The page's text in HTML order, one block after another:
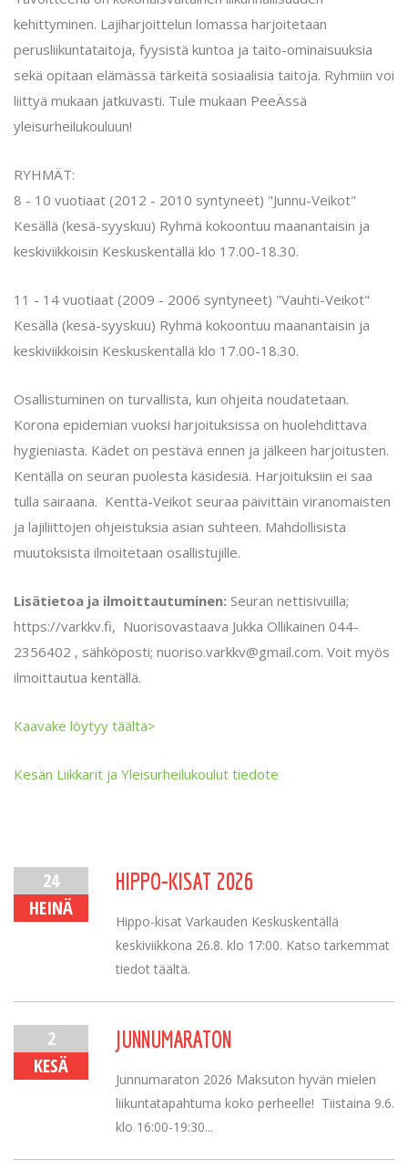
kehittyminen. Lajiharjoittelun lomassa harjoitetaan
perusliikuntataitoja, fyysistä kuntoa ja taito-ominaisuuksia
sekä opitaan elämässä tärkeitä sosiaalisia taitoja. Ryhmiin voi
liittyä mukaan jatkuvasti. Tule mukaan PeeÄssä
yleisurheilukouluun!
RYHMÄT:
8 - 10 vuotiaat (2012 - 2010 syntyneet) "Junnu-Veikot"
Kesällä (kesä-syyskuu) Ryhmä kokoontuu maanantaisin ja
keskiviikkoisin Keskuskentällä klo 17.00-18.30.
11 - 14 vuotiaat (2009 - 2006 syntyneet) "Vauhti-Veikot"
Kesällä (kesä-syyskuu) Ryhmä kokoontuu maanantaisin ja
keskiviikkoisin Keskuskentällä klo 17.00-18.30.
Osallistuminen on turvallista, kun ohjeita noudatetaan.
Korona epidemian vuoksi harjoituksissa on huolehdittava
hygieniasta. Kädet on pestävä ennen ja jälkeen harjoitusten.
Kentällä on seuran puolesta käsidesiä. Harjoituksiin ei saa
tulla sairaana. Kenttä-Veikot seuraa päivittäin viranomaisten
ja lajiliittojen ohjeistuksia asian suhteen. Mahdollisista
muutoksista ilmoitetaan osallistujille.
Lisätietoa ja ilmoittautuminen: Seuran nettisivuilla;
https://varkkv.fi, Nuorisovastaava Jukka Ollikainen 044-
2356402 , sähköposti; nuoriso.varkkv@gmail.com. Voit myös
ilmoittautua kentällä.
Kaavake löytyy täältä>
Kesän Liikkarit ja Yleisurheilukoulut tiedote
24
HEINÄ
HIPPO-KISAT 2026
Hippo-kisat Varkauden Keskuskentällä
keskiviikkona 26.8. klo 17:00. Katso tarkemmat
tiedot täältä.
2
KESÄ
JUNNUMARATON
Junnumaraton 2026 Maksuton hyvän mielen
liikuntatapahtuma koko perheelle! Tiistaina 9.6.
klo 16:00-19:30...